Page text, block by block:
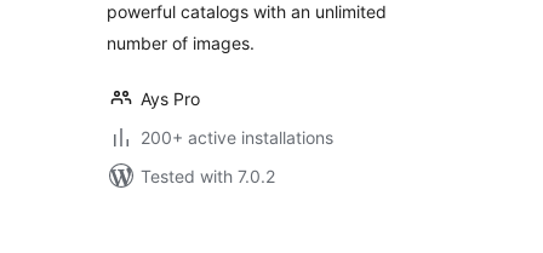
powerful catalogs with an unlimited
number of images.
Ays Pro
200+ active installations
Tested with 7.0.2